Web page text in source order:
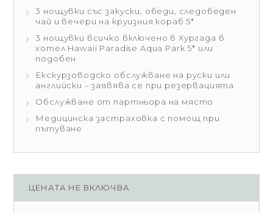
3 нощувки със закуски, обеди, следобеден
чай и вечери на круизния кораб 5*
3 нощувки всичко включено в Хургада в
хотел Hawaii Paradise Aqua Park 5* или
подобен
Екскурзоводско обслужване на руски или
английски – заявява се при резервацията
Обслужване от партньора на място
Медицинска застраховка с помощ при
пътуване
ЦЕНАТА НЕ ВКЛЮЧВА